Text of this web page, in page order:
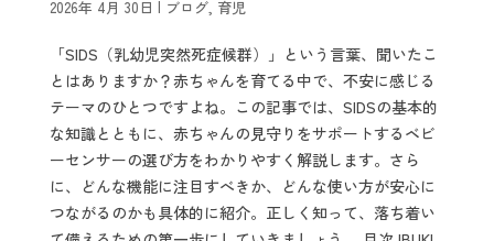
2026年 4月 30日 | ブログ, 育児
「SIDS（乳幼児突然死症候群）」という言葉、聞いたこ
とはありますか？赤ちゃんを育てる中で、不安に感じる
テーマのひとつですよね。この記事では、SIDSの基本的
な知識とともに、赤ちゃんの見守りをサポートするベビ
ーセンサーの選び方をわかりやすく解説します。さら
に、どんな機能に注目すべきか、どんな使い方が安心に
つながるのかも具体的に紹介。正しく知って、落ち着い